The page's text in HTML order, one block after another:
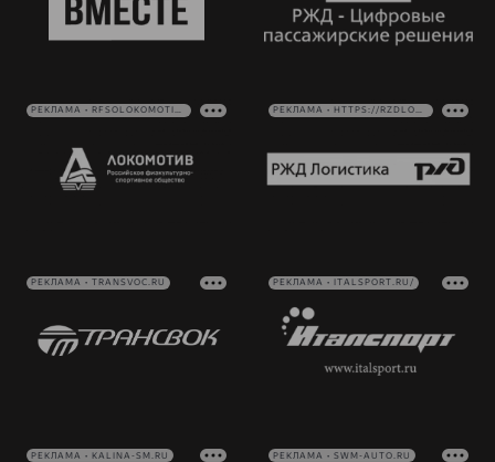
РЕКЛАМА • RFSOLOKOMOTIV.RU РЕКЛАМА • HTTPS://RZDLOG.RU/
РЕКЛАМА • TRANSVOC.RU РЕКЛАМА • ITALSPORT.RU/
РЕКЛАМА • KALINA-SM.RU РЕКЛАМА • SWM-AUTO.RU